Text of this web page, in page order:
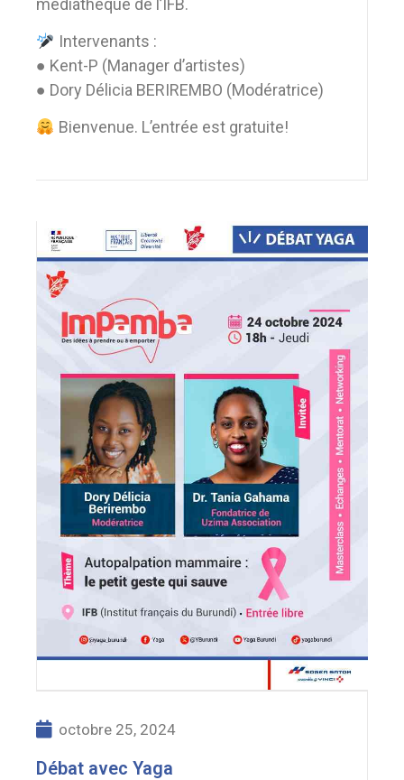
Intervenants :
● Kent-P (Manager d’artistes)
● Dory Délicia BERIREMBO (Modératrice)
Bienvenue. L’entrée est gratuite!
octobre 25, 2024
Débat avec Yaga